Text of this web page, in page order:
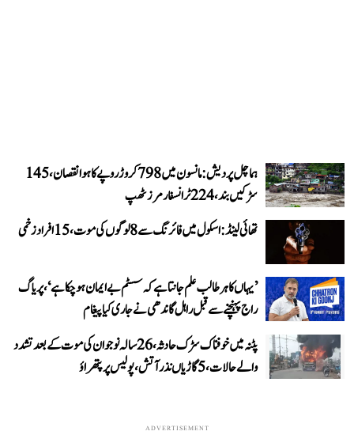
ہماچل پردیش: مانسون میں 798 کروڑ روپے کا ہوا نقصان، 145
سڑکیں بند، 224 ٹرانسفارمرز ٹھپ
تھائی لینڈ: اسکول میں فائرنگ سے 8 لوگوں کی موت، 15 افراد زخمی
’یہاں کا ہر طالب علم جانتا ہے کہ سسٹم بے ایمان ہو چکا ہے‘، پریاگ
راج پہنچنے سے قبل راہل گاندھی نے جاری کیا پیغام
پٹنہ میں خوفناک سڑک حادثہ، 26 سالہ نوجوان کی موت کے بعد تشدد
والے حالات، 5 گاڑیاں نذر آتش، پولیس پر پتھراؤ
ADVERTISEMENT